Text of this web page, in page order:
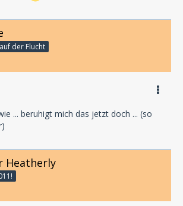
der Flucht
... beruhigt mich das jetzt doch ... (so
Heatherly